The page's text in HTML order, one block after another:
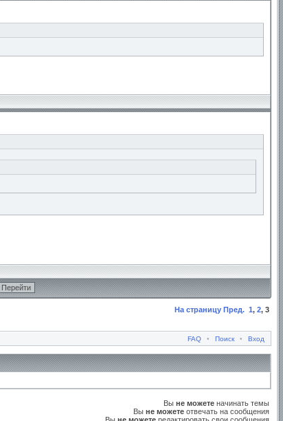
На страницу Пред. 1, 2, 3
FAQ • Поиск • Вход
Вы не можете начинать темы
Вы не можете отвечать на сообщения